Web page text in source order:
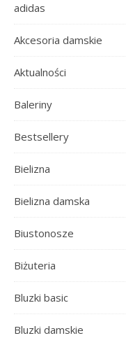
adidas
Akcesoria damskie
Aktualności
Baleriny
Bestsellery
Bielizna
Bielizna damska
Biustonosze
Biżuteria
Bluzki basic
Bluzki damskie